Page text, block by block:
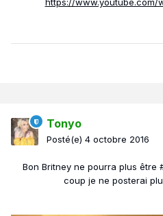
https://www.youtube.com/
Tonyo
Posté(e) 4 octobre 2016
Bon Britney ne pourra plus être
coup je ne posterai